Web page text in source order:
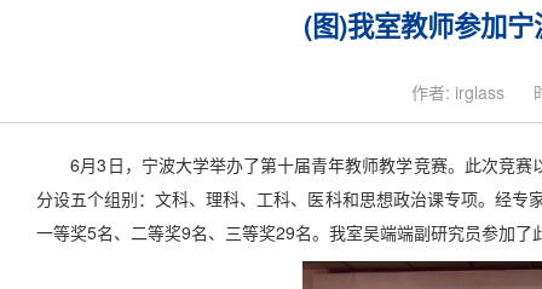
(图)我室教师参加
作者: irglass
6月3日，宁波大学举办了第十届青年教师教学竞赛。此次竞赛
分设五个组别：文科、理科、工科、医科和思想政治课专项。经
一等奖5名、二等奖9名、三等奖29名。我室吴端端副研究员参加了